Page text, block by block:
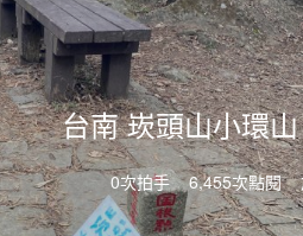
台南 崁頭山小環
0次拍手 6,455次點閱